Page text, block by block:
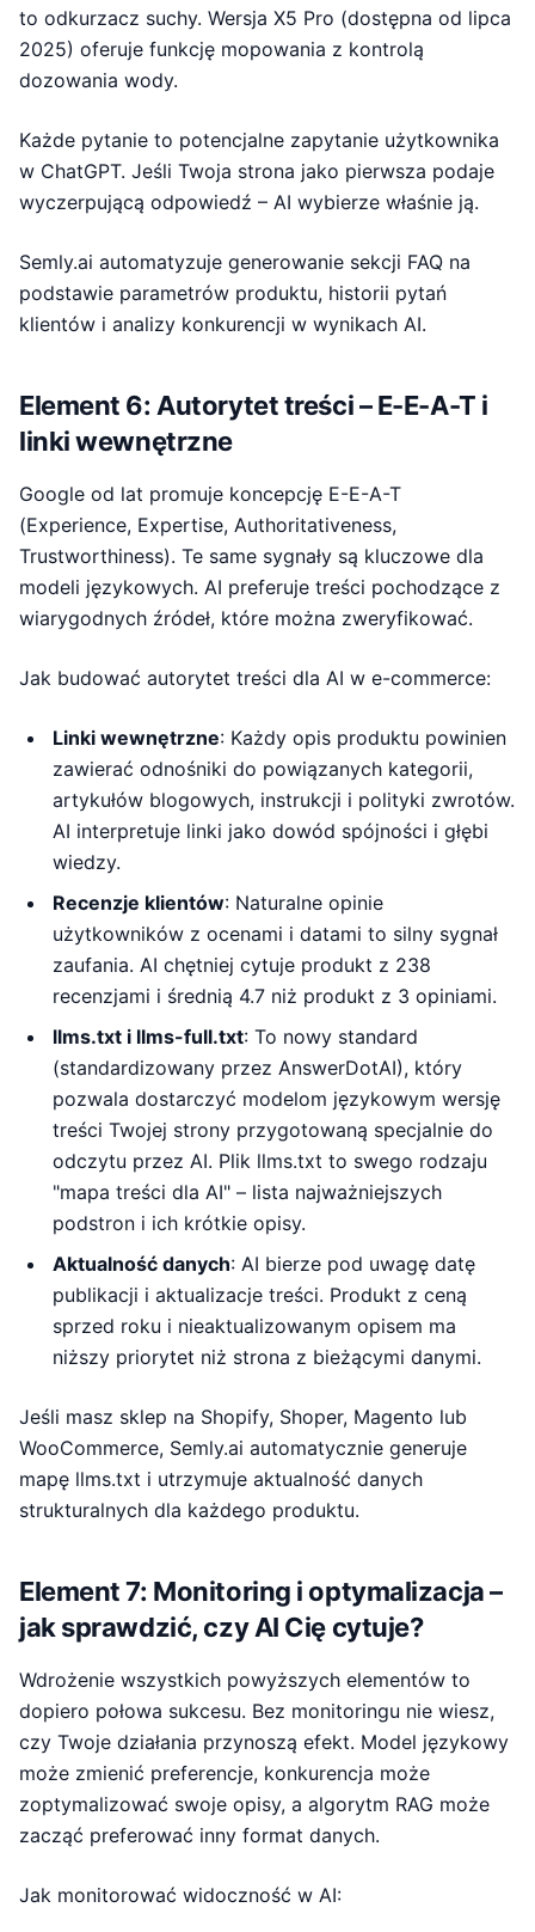
to odkurzacz suchy. Wersja X5 Pro (dostępna od lipca
2025) oferuje funkcję mopowania z kontrolą
dozowania wody.
Każde pytanie to potencjalne zapytanie użytkownika
w ChatGPT. Jeśli Twoja strona jako pierwsza podaje
wyczerpującą odpowiedź – AI wybierze właśnie ją.
Semly.ai automatyzuje generowanie sekcji FAQ na
podstawie parametrów produktu, historii pytań
klientów i analizy konkurencji w wynikach AI.
Element 6: Autorytet treści – E-E-A-T i
linki wewnętrzne
Google od lat promuje koncepcję E-E-A-T
(Experience, Expertise, Authoritativeness,
Trustworthiness). Te same sygnały są kluczowe dla
modeli językowych. AI preferuje treści pochodzące z
wiarygodnych źródeł, które można zweryfikować.
Jak budować autorytet treści dla AI w e-commerce:
Linki wewnętrzne: Każdy opis produktu powinien
zawierać odnośniki do powiązanych kategorii,
artykułów blogowych, instrukcji i polityki zwrotów.
AI interpretuje linki jako dowód spójności i głębi
wiedzy.
Recenzje klientów: Naturalne opinie
użytkowników z ocenami i datami to silny sygnał
zaufania. AI chętniej cytuje produkt z 238
recenzjami i średnią 4.7 niż produkt z 3 opiniami.
llms.txt i llms-full.txt: To nowy standard
(standardizowany przez AnswerDotAI), który
pozwala dostarczyć modelom językowym wersję
treści Twojej strony przygotowaną specjalnie do
odczytu przez AI. Plik llms.txt to swego rodzaju
"mapa treści dla AI" – lista najważniejszych
podstron i ich krótkie opisy.
Aktualność danych: AI bierze pod uwagę datę
publikacji i aktualizacje treści. Produkt z ceną
sprzed roku i nieaktualizowanym opisem ma
niższy priorytet niż strona z bieżącymi danymi.
Jeśli masz sklep na Shopify, Shoper, Magento lub
WooCommerce, Semly.ai automatycznie generuje
mapę llms.txt i utrzymuje aktualność danych
strukturalnych dla każdego produktu.
Element 7: Monitoring i optymalizacja –
jak sprawdzić, czy AI Cię cytuje?
Wdrożenie wszystkich powyższych elementów to
dopiero połowa sukcesu. Bez monitoringu nie wiesz,
czy Twoje działania przynoszą efekt. Model językowy
może zmienić preferencje, konkurencja może
zoptymalizować swoje opisy, a algorytm RAG może
zacząć preferować inny format danych.
Jak monitorować widoczność w AI: